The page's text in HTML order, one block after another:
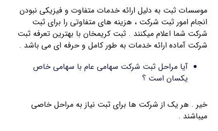
موسسات ثبت به دلیل ارائه خدمات متفاوت و فیزیکی نبودن
انجام امور ثبت شرکت ، هزینه های متفاوتی را برای ثبت
شرکت شما اعلام میکنند . ثبت کریمخان با بهترین تعرفه ثبت
شرکت آماده ارائه خدمات به طور کامل و حرفه ای می باشد .
آیا مراحل ثبت شرکت سهامی عام با سهامی خاص
یکسان است ؟
خیر . هر یک از شرکت ها برای ثبت نیاز به مراحل خاصی
میباشند .